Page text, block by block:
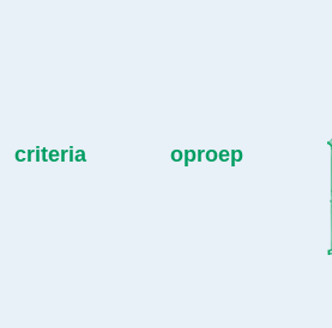
criteria oproep